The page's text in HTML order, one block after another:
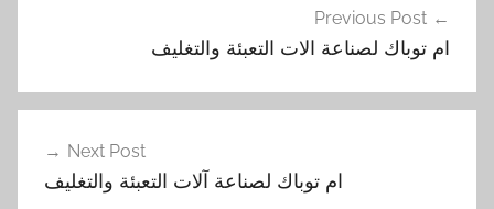
المقالات
Previous Post
ام توباك لصناعة الات التعبئة والتغليف
Next Post
ام توباك لصناعة آلات التعبئة والتغليف